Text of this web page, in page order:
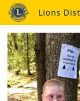
Lions